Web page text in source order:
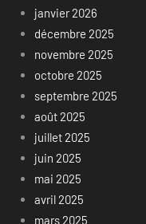
janvier 2026
décembre 2025
novembre 2025
octobre 2025
septembre 2025
août 2025
juillet 2025
juin 2025
mai 2025
avril 2025
mars 2025